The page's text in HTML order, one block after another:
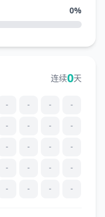
0%
连续0天
- - - -
- - - -
- - - -
- - - -
- - - -